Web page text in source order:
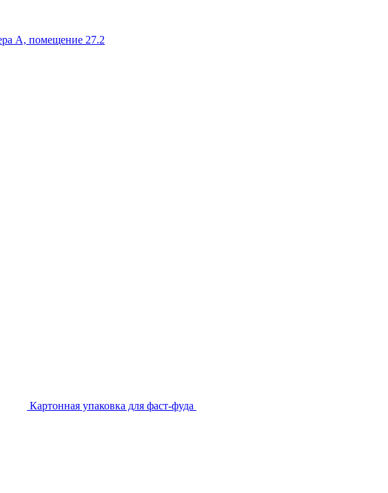
А, помещение 27.2
Картонная упаковка для фаст-фуда